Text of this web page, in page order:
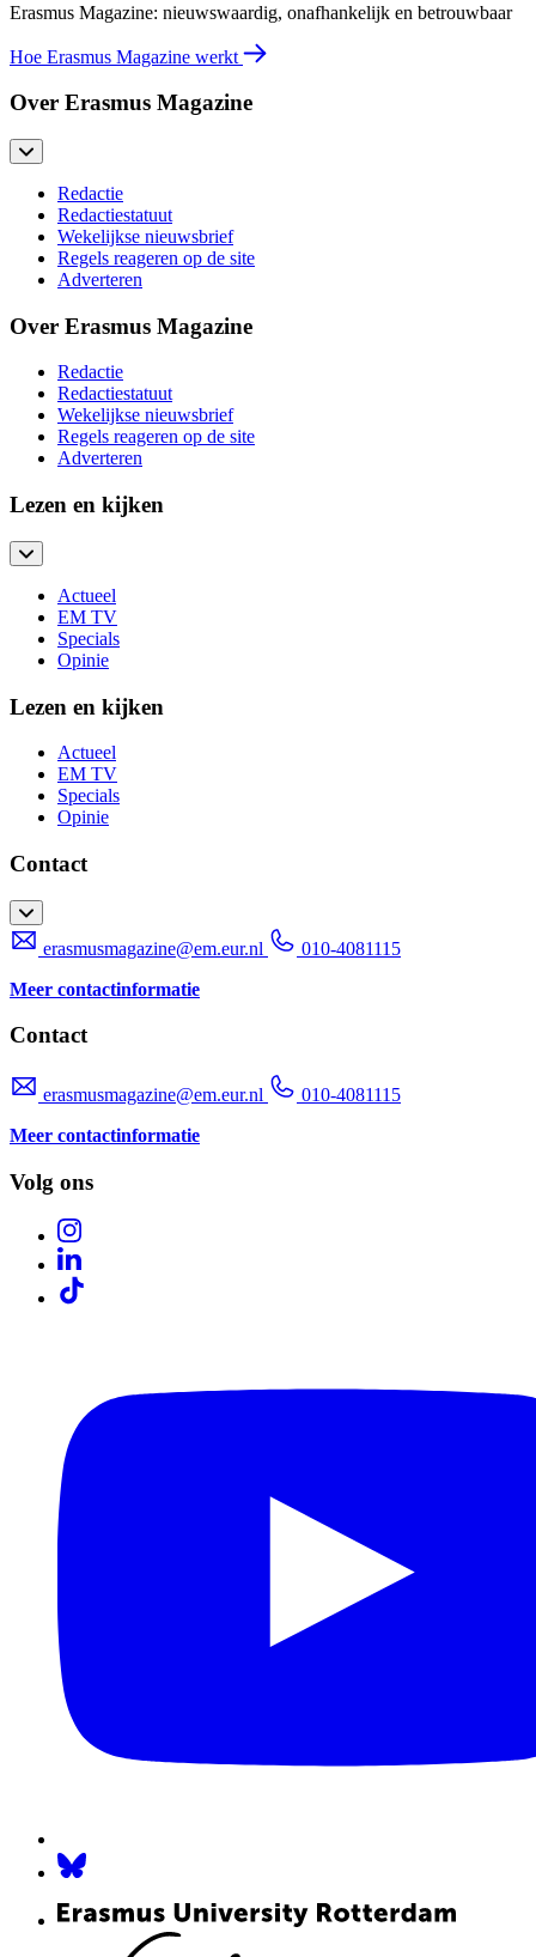
Erasmus Magazine: nieuwswaardig, onafhankelijk en betrouwbaar
Hoe Erasmus Magazine werkt
Over Erasmus Magazine
Redactie
Redactiestatuut
Wekelijkse nieuwsbrief
Regels reageren op de site
Adverteren
Over Erasmus Magazine
Redactie
Redactiestatuut
Wekelijkse nieuwsbrief
Regels reageren op de site
Adverteren
Lezen en kijken
Actueel
EM TV
Specials
Opinie
Lezen en kijken
Actueel
EM TV
Specials
Opinie
Contact
erasmusmagazine@em.eur.nl
010-4081115
Meer contactinformatie
Contact
erasmusmagazine@em.eur.nl
010-4081115
Meer contactinformatie
Volg ons